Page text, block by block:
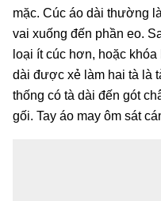
mặc. Cúc áo dài thường
vai xuống đến phần eo.
loại ít cúc hơn, hoặc
dài được xẻ làm hai tà là
thống có tà dài đến gót
gối. Tay áo may ôm sát